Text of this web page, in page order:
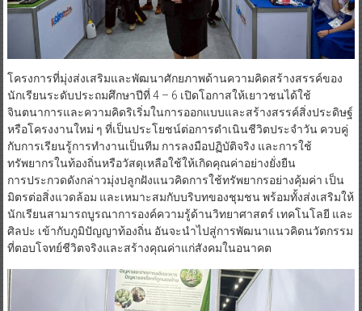
โครงการที่มุ่งส่งเสริมและพัฒนาศักยภาพด้านความคิดสร้างสรรค์ของ
นักเรียนระดับประถมศึกษาปีที่ 4 – 6 เปิดโอกาสให้เยาวชนได้ใช้
จินตนาการและความคิดริเริ่มในการออกแบบและสร้างสรรค์สิ่งประดิษฐ์
หรือโครงงานใหม่ ๆ ที่เป็นประโยชน์ต่อการดำเนินชีวิตประจำวัน ควบคู่
กับการเรียนรู้การทำงานเป็นทีม การลงมือปฏิบัติจริง และการใช้
ทรัพยากรในท้องถิ่นหรือวัสดุเหลือใช้ให้เกิดคุณค่าอย่างยั่งยืน
การประกวดดังกล่าวมุ่งปลูกฝังแนวคิดการใช้ทรัพยากรอย่างคุ้มค่า เป็น
มิตรต่อสิ่งแวดล้อม และเหมาะสมกับบริบทของชุมชน พร้อมทั้งส่งเสริมให้
นักเรียนสามารถบูรณาการองค์ความรู้ด้านวิทยาศาสตร์ เทคโนโลยี และ
ศิลปะ เข้ากับภูมิปัญญาท้องถิ่น อันจะนำไปสู่การพัฒนาแนวคิดนวัตกรรม
ที่ตอบโจทย์ชีวิตจริงและสร้างคุณค่าแก่สังคมในอนาคต